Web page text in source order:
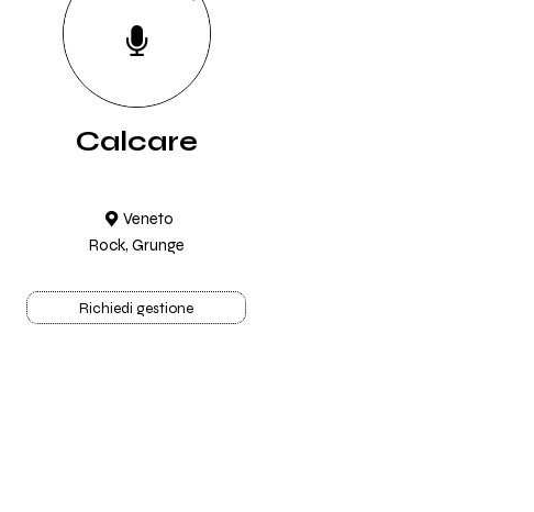
Calcare
Veneto
Rock, Grunge
Richiedi gestione